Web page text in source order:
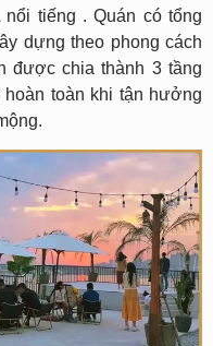
tiếng . Quán có tổng
dựng theo phong cách
được chia thành 3 tầng
toàn khi tận hưởng